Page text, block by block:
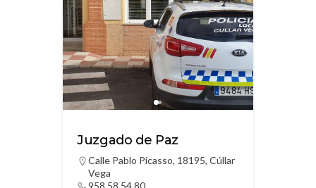
Juzgado de Paz
Calle Pablo Picasso, 18195, Cúllar
Vega
958 58 54 80